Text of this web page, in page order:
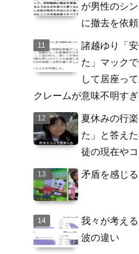
が男性のシ
に撤去を依
諸越ゆり「
た」マック
して居座っ
クレームが意味不明す
夏休みの行
た」と答え
徒の現在や
矛盾を感じ
我々が考え
波の違い